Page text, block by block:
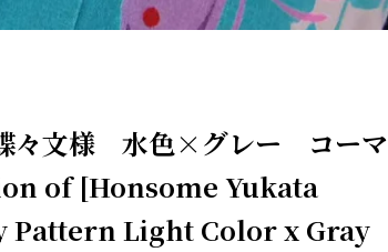
々文様 水色×グレー コーマ
of [Honsome Yukata
Light Color x Gray